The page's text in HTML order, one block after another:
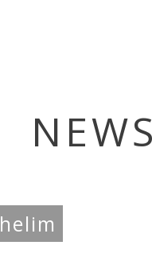
helim